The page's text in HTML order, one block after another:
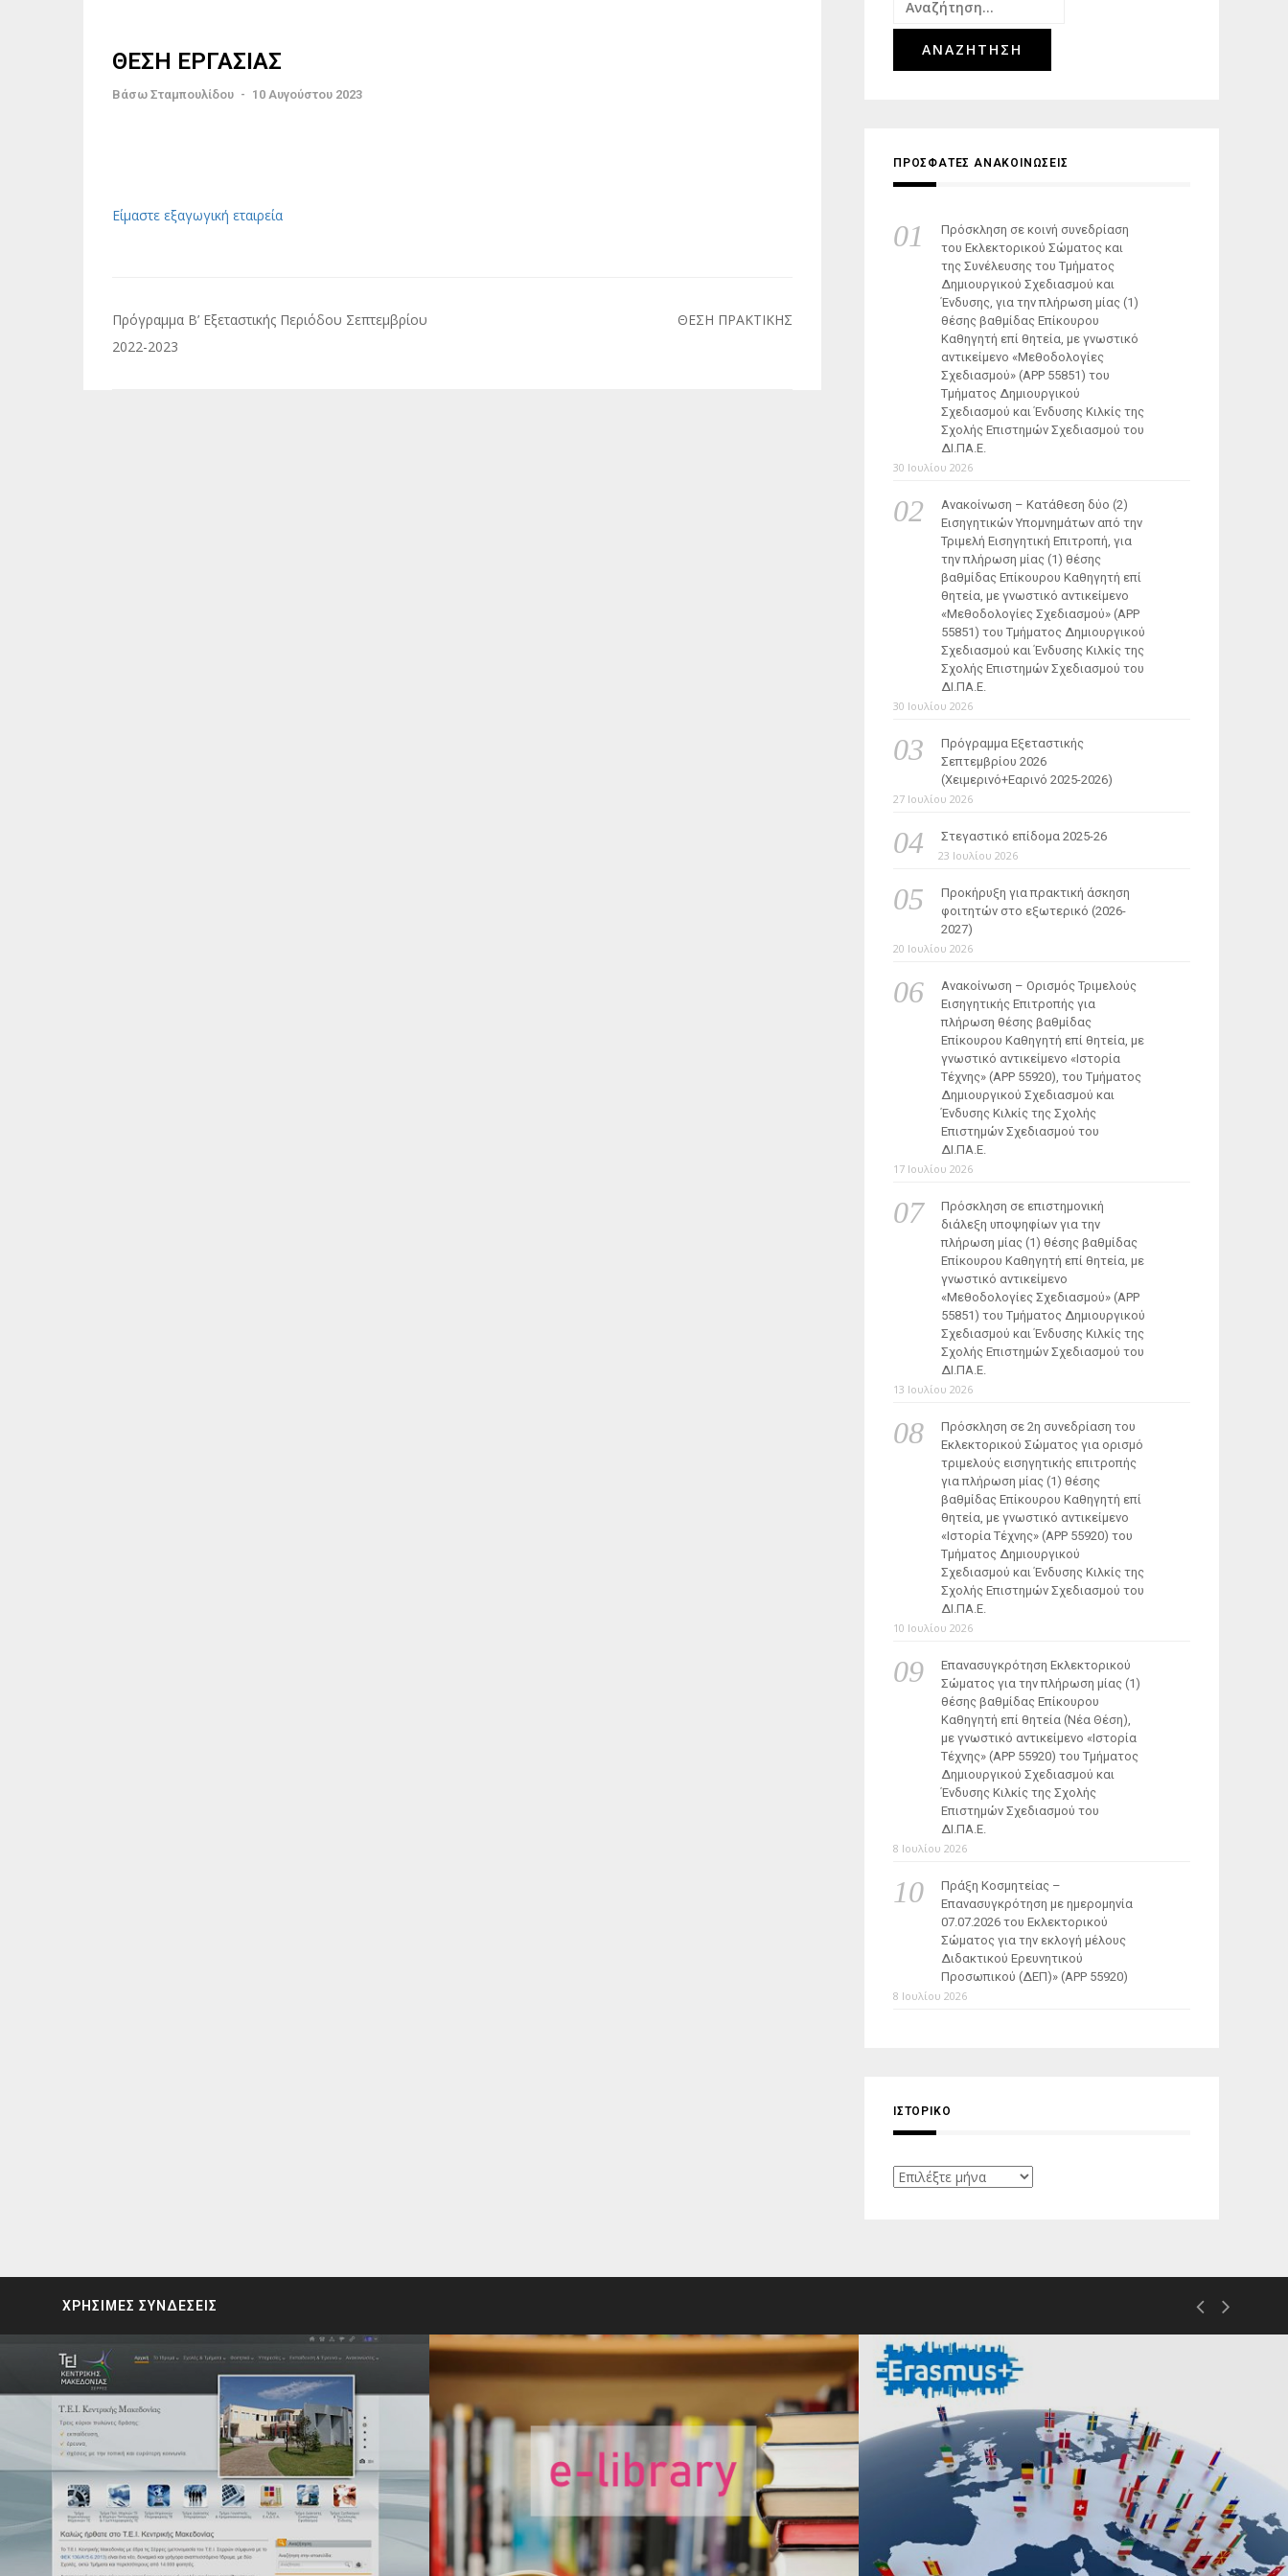
ΘΕΣΗ ΕΡΓΑΣΙΑΣ
Βάσω Σταμπουλίδου - 10 Αυγούστου 2023
Είμαστε εξαγωγική εταιρεία
Πλοήγηση
άρθρων
Πρόγραμμα Β’ Εξεταστικής Περιόδου Σεπτεμβρίου
2022-2023
ΘΕΣΗ ΠΡΑΚΤΙΚΗΣ
για:
ΠΡΟΣΦΑΤΕΣ ΑΝΑΚΟΙΝΩΣΕΙΣ
Πρόσκληση σε κοινή συνεδρίαση
του Εκλεκτορικού Σώματος και
της Συνέλευσης του Τμήματος
Δημιουργικού Σχεδιασμού και
Ένδυσης, για την πλήρωση μίας (1)
θέσης βαθμίδας Επίκουρου
Καθηγητή επί θητεία, με γνωστικό
αντικείμενο «Μεθοδολογίες
Σχεδιασμού» (ΑΡΡ 55851) του
Τμήματος Δημιουργικού
Σχεδιασμού και Ένδυσης Κιλκίς της
Σχολής Επιστημών Σχεδιασμού του
ΔΙ.ΠΑ.Ε.
30 Ιουλίου 2026
Ανακοίνωση – Κατάθεση δύο (2)
Εισηγητικών Υπομνημάτων από την
Τριμελή Εισηγητική Επιτροπή, για
την πλήρωση μίας (1) θέσης
βαθμίδας Επίκουρου Καθηγητή επί
θητεία, με γνωστικό αντικείμενο
«Μεθοδολογίες Σχεδιασμού» (ΑΡΡ
55851) του Τμήματος Δημιουργικού
Σχεδιασμού και Ένδυσης Κιλκίς της
Σχολής Επιστημών Σχεδιασμού του
ΔΙ.ΠΑ.Ε.
30 Ιουλίου 2026
Πρόγραμμα Εξεταστικής
Σεπτεμβρίου 2026
(Χειμερινό+Εαρινό 2025-2026)
27 Ιουλίου 2026
Στεγαστικό επίδομα 2025-26
23 Ιουλίου 2026
Προκήρυξη για πρακτική άσκηση
φοιτητών στο εξωτερικό (2026-
2027)
20 Ιουλίου 2026
Ανακοίνωση – Ορισμός Τριμελούς
Εισηγητικής Επιτροπής για
πλήρωση θέσης βαθμίδας
Επίκουρου Καθηγητή επί θητεία, με
γνωστικό αντικείμενο «Ιστορία
Τέχνης» (ΑΡΡ 55920), του Τμήματος
Δημιουργικού Σχεδιασμού και
Ένδυσης Κιλκίς της Σχολής
Επιστημών Σχεδιασμού του
ΔΙ.ΠΑ.Ε.
17 Ιουλίου 2026
Πρόσκληση σε επιστημονική
διάλεξη υποψηφίων για την
πλήρωση μίας (1) θέσης βαθμίδας
Επίκουρου Καθηγητή επί θητεία, με
γνωστικό αντικείμενο
«Μεθοδολογίες Σχεδιασμού» (ΑΡΡ
55851) του Τμήματος Δημιουργικού
Σχεδιασμού και Ένδυσης Κιλκίς της
Σχολής Επιστημών Σχεδιασμού του
ΔΙ.ΠΑ.Ε.
13 Ιουλίου 2026
Πρόσκληση σε 2η συνεδρίαση του
Εκλεκτορικού Σώματος για ορισμό
τριμελούς εισηγητικής επιτροπής
για πλήρωση μίας (1) θέσης
βαθμίδας Επίκουρου Καθηγητή επί
θητεία, με γνωστικό αντικείμενο
«Ιστορία Τέχνης» (ΑΡΡ 55920) του
Τμήματος Δημιουργικού
Σχεδιασμού και Ένδυσης Κιλκίς της
Σχολής Επιστημών Σχεδιασμού του
ΔΙ.ΠΑ.Ε.
10 Ιουλίου 2026
Επανασυγκρότηση Εκλεκτορικού
Σώματος για την πλήρωση μίας (1)
θέσης βαθμίδας Επίκουρου
Καθηγητή επί θητεία (Νέα Θέση),
με γνωστικό αντικείμενο «Ιστορία
Τέχνης» (ΑΡΡ 55920) του Τμήματος
Δημιουργικού Σχεδιασμού και
Ένδυσης Κιλκίς της Σχολής
Επιστημών Σχεδιασμού του
ΔΙ.ΠΑ.Ε.
8 Ιουλίου 2026
Πράξη Κοσμητείας –
Επανασυγκρότηση με ημερομηνία
07.07.2026 του Εκλεκτορικού
Σώματος για την εκλογή μέλους
Διδακτικού Ερευνητικού
Προσωπικού (ΔΕΠ)» (APP 55920)
8 Ιουλίου 2026
ΙΣΤΟΡΙΚΌ
Ιστορικό
ΧΡΗΣΙΜΕΣ ΣΥΝΔΕΣΕΙΣ